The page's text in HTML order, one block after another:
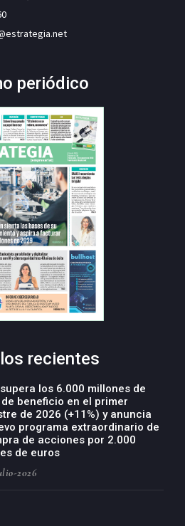
periódico
recientes
supera los 6.000 millones de
beneficio en el primer
de 2026 (+11%) y anuncia
programa extraordinario de
de acciones por 2.000
de euros
2026
agro con un modelo global